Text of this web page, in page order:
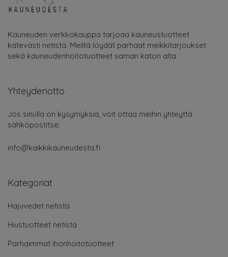
Kauneuden verkkokauppa tarjoaa kauneustuotteet
kätevästi netistä. Meiltä löydät parhaat meikkitarjoukset
sekä kauneudenhoitotuotteet saman katon alta.
Yhteydenotto
Jos sinulla on kysymyksiä, voit ottaa meihin yhteyttä
sähköpostitse:
info@kaikkikauneudesta.fi
Kategoriat
Hajuvedet netistä
Hiustuotteet netistä
Parhaimmat ihonhoitotuotteet